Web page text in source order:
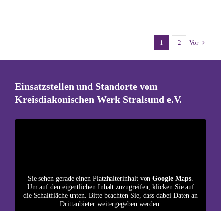
1 2 Vor
Einsatzstellen und Standorte vom
Kreisdiakonischen Werk Stralsund e.V.
Sie sehen gerade einen Platzhalterinhalt von Google Maps.
Um auf den eigentlichen Inhalt zuzugreifen, klicken Sie auf
die Schaltfläche unten. Bitte beachten Sie, dass dabei Daten an
Drittanbieter weitergegeben werden.